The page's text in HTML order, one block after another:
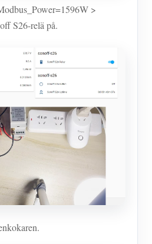
>
S26-relä på.